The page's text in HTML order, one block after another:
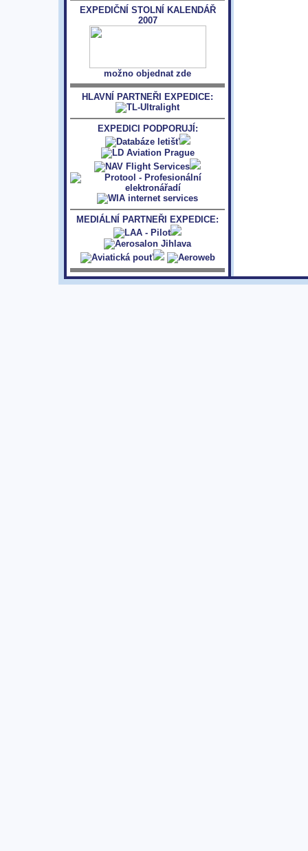
EXPEDIČNÍ STOLNÍ KALENDÁŘ
2007
možno objednat zde
HLAVNÍ PARTNEŘI EXPEDICE:
EXPEDICI PODPORUJÍ:
MEDIÁLNÍ PARTNEŘI EXPEDICE: